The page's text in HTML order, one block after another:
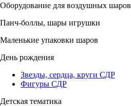
Оборудование для воздушных шаров
Панч-боллы, шары игрушки
Маленькие упаковки шаров
День рождения
Звезды, сердца, круги СДР
Фигуры СДР
Детская тематика